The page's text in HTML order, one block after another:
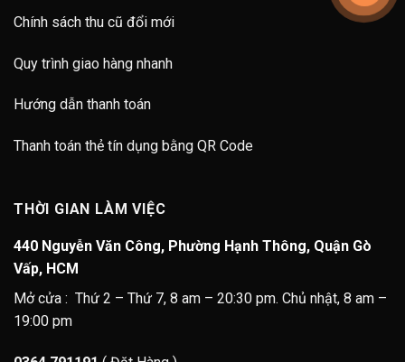
Chính sách thu cũ đổi mới
Quy trình giao hàng nhanh
Hướng dẫn thanh toán
Thanh toán thẻ tín dụng bằng QR Code
THỜI GIAN LÀM VIỆC
440 Nguyễn Văn Công, Phường Hạnh Thông, Quận Gò
Vấp, HCM
Mở cửa : Thứ 2 – Thứ 7, 8 am – 20:30 pm. Chủ nhật, 8 am –
19:00 pm